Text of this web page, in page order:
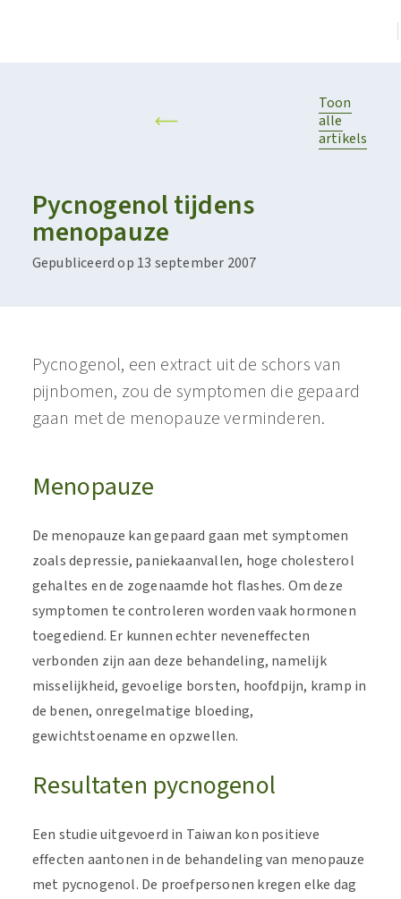
Toon
alle
artikels
Pycnogenol tijdens
menopauze
Gepubliceerd op 13 september 2007
Pycnogenol, een extract uit de schors van
pijnbomen, zou de symptomen die gepaard
gaan met de menopauze verminderen.
Menopauze
De menopauze kan gepaard gaan met symptomen
zoals depressie, paniekaanvallen, hoge cholesterol
gehaltes en de zogenaamde hot flashes. Om deze
symptomen te controleren worden vaak hormonen
toegediend. Er kunnen echter neveneffecten
verbonden zijn aan deze behandeling, namelijk
misselijkheid, gevoelige borsten, hoofdpijn, kramp in
de benen, onregelmatige bloeding,
gewichtstoename en opzwellen.
Resultaten pycnogenol
Een studie uitgevoerd in Taiwan kon positieve
effecten aantonen in de behandeling van menopauze
met pycnogenol. De proefpersonen kregen elke dag